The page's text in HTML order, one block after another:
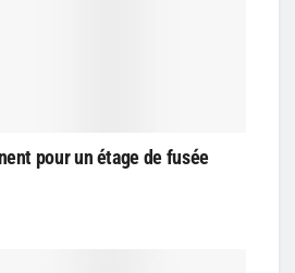
pour un étage de fusée